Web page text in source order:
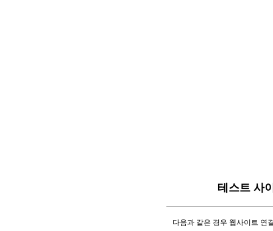
테스트 사
다음과 같은 경우 웹사이트 연